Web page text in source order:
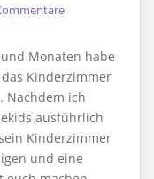
Monaten habe
Kinderzimmer
Nachdem ich
ausführlich
Kinderzimmer
und eine